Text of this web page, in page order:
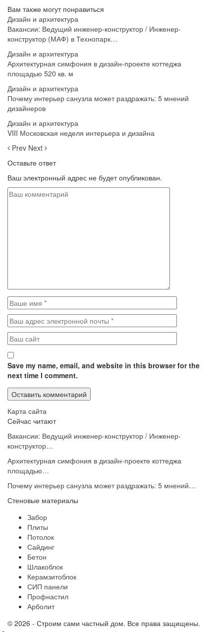
Вам также могут понравиться
Дизайн и архитектура
Вакансии: Ведущий инженер-конструктор / Инженер-
конструктор (МАФ) в Технопарк…
Дизайн и архитектура
Архитектурная симфония в дизайн-проекте коттеджа
площадью 520 кв. м
Дизайн и архитектура
Почему интерьер санузла может раздражать: 5 мнений
дизайнеров
Дизайн и архитектура
VIII Московская неделя интерьера и дизайна
Prev Next
Оставьте ответ
Ваш электронный адрес не будет опубликован.
Save my name, email, and website in this browser for the
next time I comment.
Карта сайта
Сейчас читают
Вакансии: Ведущий инженер-конструктор / Инженер-
конструктор…
Архитектурная симфония в дизайн-проекте коттеджа
площадью…
Почему интерьер санузла может раздражать: 5 мнений…
Стеновые материалы
Забор
Плиты
Потолок
Сайдинг
Бетон
Шлакоблок
Керамзитоблок
СИП панели
Профнастил
Арболит
© 2026 - Строим сами частный дом. Все права защищены.